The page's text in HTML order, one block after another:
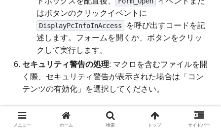
はボタンのクリックイベントに
DisplayPcInfoInAccess
を呼び出すコードを記
述します。フォームを開くか、ボタンをクリッ
クして実行します。
セキュリティ警告の処理: マクロを含むファイルを開
く際、セキュリティ警告が表示された場合は「コン
テンツの有効化」を選択してください。
ロールバック方法
メニュー ホーム 検索 トップ サイドバー